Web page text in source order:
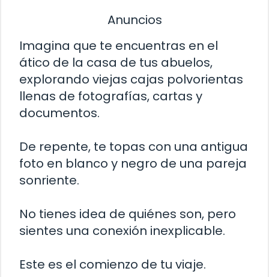
Anuncios
Imagina que te encuentras en el
ático de la casa de tus abuelos,
explorando viejas cajas polvorientas
llenas de fotografías, cartas y
documentos.
De repente, te topas con una antigua
foto en blanco y negro de una pareja
sonriente.
No tienes idea de quiénes son, pero
sientes una conexión inexplicable.
Este es el comienzo de tu viaje.